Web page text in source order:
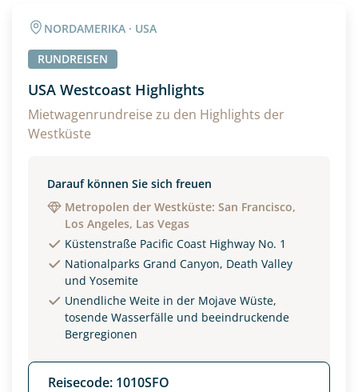
NORDAMERIKA · USA
RUNDREISEN
USA Westcoast Highlights
Mietwagenrundreise zu den Highlights der
Westküste
Darauf können Sie sich freuen
Metropolen der Westküste: San Francisco,
Los Angeles, Las Vegas
Küstenstraße Pacific Coast Highway No. 1
Nationalparks Grand Canyon, Death Valley
und Yosemite
Unendliche Weite in der Mojave Wüste,
tosende Wasserfälle und beeindruckende
Bergregionen
Reisecode: 1010SFO
Alter
Unterkunft
EZ Familienzimmer
Reisebeginn